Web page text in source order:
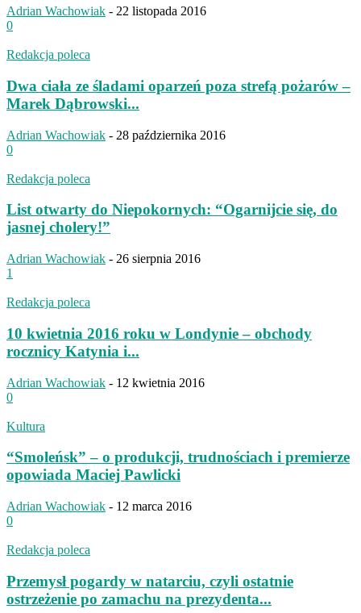
Adrian Wachowiak - 22 listopada 2016
0
Redakcja poleca
Dwa ciała ze śladami oparzeń poza strefą pożarów –
Marek Dąbrowski...
Adrian Wachowiak - 28 października 2016
0
Redakcja poleca
List otwarty do Niepokornych: “Ogarnijcie się, do
jasnej cholery!”
Adrian Wachowiak - 26 sierpnia 2016
1
Redakcja poleca
10 kwietnia 2016 roku w Londynie – obchody
rocznicy Katynia i...
Adrian Wachowiak - 12 kwietnia 2016
0
Kultura
“Smoleńsk” – o produkcji, trudnościach i premierze
opowiada Maciej Pawlicki
Adrian Wachowiak - 12 marca 2016
0
Redakcja poleca
Przemysł pogardy w natarciu, czyli ostatnie
ostrzeżenie po zamachu na prezydenta...